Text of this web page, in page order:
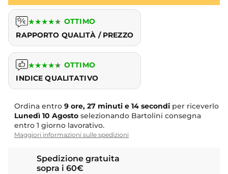
★★★★★ OTTIMO
RAPPORTO QUALITÀ / PREZZO
★★★★★ OTTIMO
INDICE QUALITATIVO
Ordina entro 9 ore, 27 minuti e 14 secondi per riceverlo
Lunedì 10 Agosto selezionando Bartolini consegna
entro 1 giorno lavorativo.
Maggiori informazioni sulle spedizioni
Spedizione gratuita
sopra i 60€